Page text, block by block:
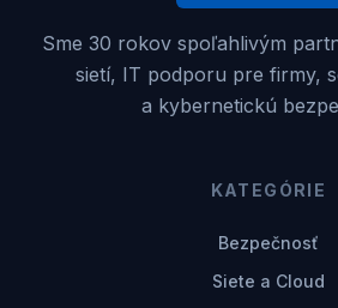
Sme 30 rokov spoľahlivým
sietí, IT podporu pre firmy,
a kybernetickú
KATEGÓRIE
Bezpečnosť
Siete a Cloud